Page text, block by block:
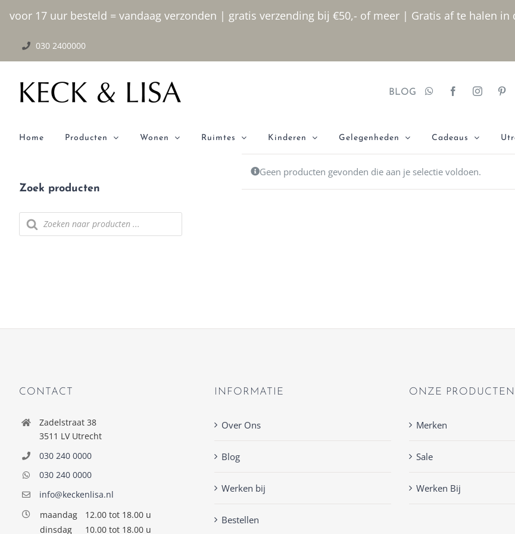
voor 17 uur besteld = vandaag verzonden | gratis verzending bij €50,- of meer | Gratis af te halen
inhoud
030 2400000
BLOG
Home Producten Wonen Ruimtes Kinderen Gelegenheden Cadeaus
Geen producten gevonden die aan je selectie voldoen.
Zoek producten
Producten
zoeken
CONTACT
Zadelstraat 38
3511 LV Utrecht
030 240 0000
030 240 0000
info@keckenlisa.nl
maandag
12.00 tot 18.00 u
dinsdag
10.00 tot 18.00 u
INFORMATIE
Over Ons
Blog
Werken bij
Bestellen
ONZE PRODUCTEN
Merken
Sale
Werken Bij